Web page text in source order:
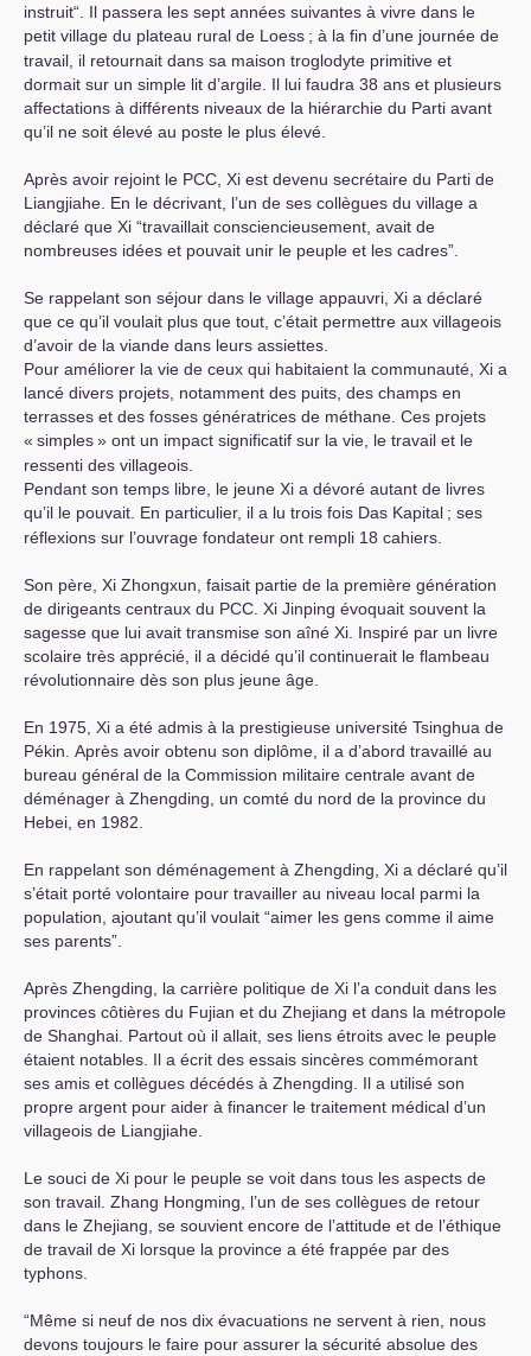
instruit“. Il passera les sept années suivantes à vivre dans le
petit village du plateau rural de Loess ; à la fin d’une journée de
travail, il retournait dans sa maison troglodyte primitive et
dormait sur un simple lit d’argile. Il lui faudra 38 ans et plusieurs
affectations à différents niveaux de la hiérarchie du Parti avant
qu’il ne soit élevé au poste le plus élevé.
Après avoir rejoint le PCC , Xi est devenu secrétaire du Parti de
Liangjiahe. En le décrivant, l’un de ses collègues du village a
déclaré que Xi “travaillait consciencieusement, avait de
nombreuses idées et pouvait unir le peuple et les cadres”.
Se rappelant son séjour dans le village appauvri, Xi a déclaré
que ce qu’il voulait plus que tout, c’était permettre aux villageois
d’avoir de la viande dans leurs assiettes.
Pour améliorer la vie de ceux qui habitaient la communauté, Xi a
lancé divers projets, notamment des puits, des champs en
terrasses et des fosses génératrices de méthane. Ces projets
« simples» ont un impact significatif sur la vie, le travail et le
ressenti des villageois.
Pendant son temps libre, le jeune Xi a dévoré autant de livres
qu’il le pouvait. En particulier, il a lu trois fois Das Kapital ; ses
réflexions sur l’ouvrage fondateur ont rempli 18 cahiers.
Son père, Xi Zhongxun, faisait partie de la première génération
de dirigeants centraux du PCC . Xi Jinping évoquait souvent la
sagesse que lui avait transmise son aîné Xi. Inspiré par un livre
scolaire très apprécié, il a décidé qu’il continuerait le flambeau
révolutionnaire dès son plus jeune âge.
En 1975, Xi a été admis à la prestigieuse université Tsinghua de
Pékin. Après avoir obtenu son diplôme, il a d’abord travaillé au
bureau général de la Commission militaire centrale avant de
déménager à Zhengding, un comté du nord de la province du
Hebei, en 1982.
En rappelant son déménagement à Zhengding, Xi a déclaré qu’il
s’était porté volontaire pour travailler au niveau local parmi la
population, ajoutant qu’il voulait “aimer les gens comme il aime
ses parents”.
Après Zhengding, la carrière politique de Xi l’a conduit dans les
provinces côtières du Fujian et du Zhejiang et dans la métropole
de Shanghai. Partout où il allait, ses liens étroits avec le peuple
étaient notables. Il a écrit des essais sincères commémorant
ses amis et collègues décédés à Zhengding. Il a utilisé son
propre argent pour aider à financer le traitement médical d’un
villageois de Liangjiahe.
Le souci de Xi pour le peuple se voit dans tous les aspects de
son travail. Zhang Hongming, l’un de ses collègues de retour
dans le Zhejiang, se souvient encore de l’attitude et de l’éthique
de travail de Xi lorsque la province a été frappée par des
typhons.
“Même si neuf de nos dix évacuations ne servent à rien, nous
devons toujours le faire pour assurer la sécurité absolue des